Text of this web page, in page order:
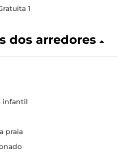
1
dos arredores
infantil
praia